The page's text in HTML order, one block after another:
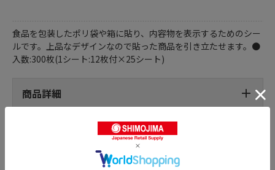
食品を包装したポリ袋や箱に貼り、内容物を表示するためのシー
ルです。上品なデザインなので貼った商品を引き立たせます。●
入数:300枚(1シート:12枚付×25シート)
商品詳細
パンシール・菓子シールの人気商品との比較